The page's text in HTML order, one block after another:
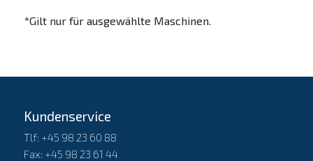
*Gilt nur für ausgewählte Maschinen.
Kundenservice
Tlf: +45 98 23 60 88
Fax: +45 98 23 61 44